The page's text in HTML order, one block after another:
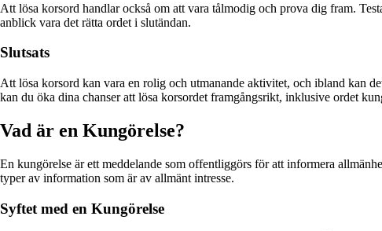
Att lösa korsord handlar också om att vara tålmodig och prova dig fram.
anblick vara det rätta ordet i slutändan.
Slutsats
Att lösa korsord kan vara en rolig och utmanande aktivitet, och ibland kan
kan du öka dina chanser att lösa korsordet framgångsrikt, inklusive ordet
Vad är en Kungörelse?
En kungörelse är ett meddelande som offentliggörs för att informera
typer av information som är av allmänt intresse.
Syftet med en Kungörelse